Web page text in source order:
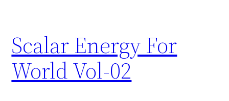
Scalar Energy For
World Vol-02